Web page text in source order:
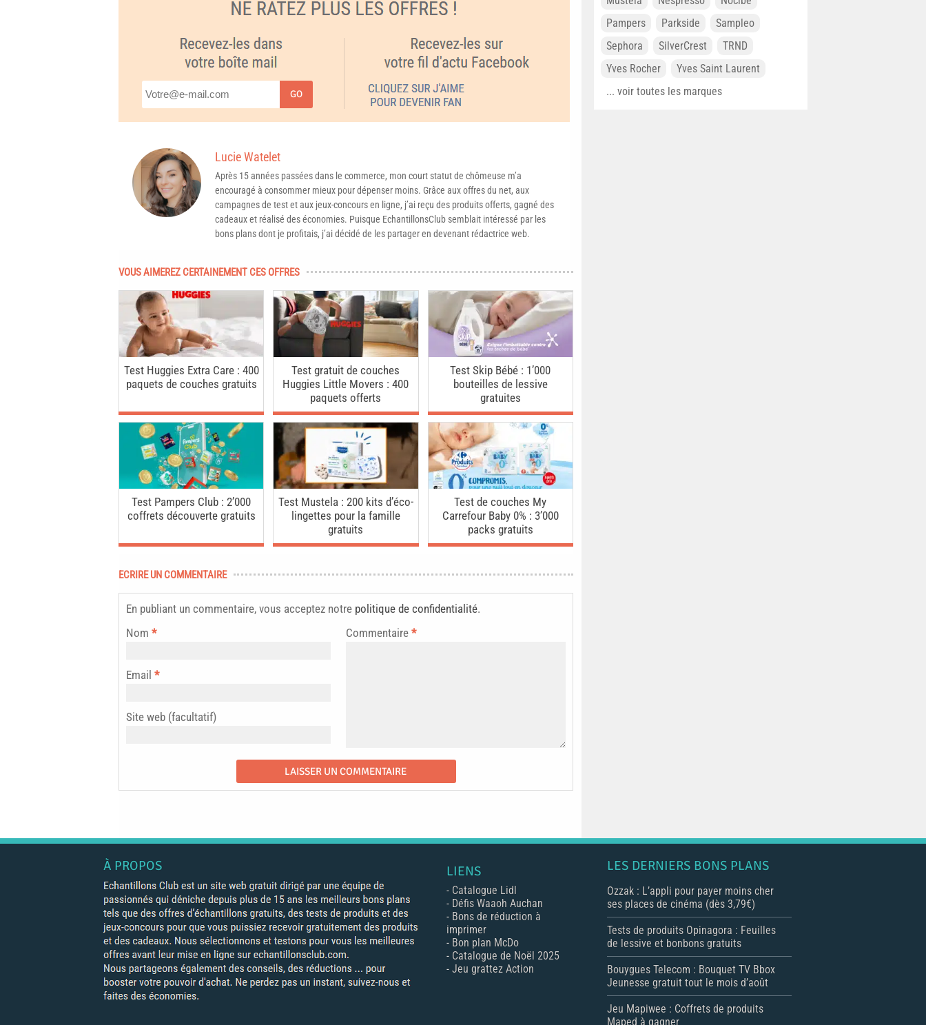
GO
Lucie Watelet
Après 15 années passées dans le commerce, mon court statut de chômeuse m’a
encouragé à consommer mieux pour dépenser moins. Grâce aux offres du net, aux
campagnes de test et aux jeux-concours en ligne, j’ai reçu des produits offerts, gagné des
cadeaux et réalisé des économies. Puisque EchantillonsClub semblait intéressé par les
bons plans dont je profitais, j’ai décidé de les partager en devenant rédactrice web.
VOUS AIMEREZ CERTAINEMENT CES OFFRES
Test Huggies Extra Care : 400
paquets de couches gratuits
Test gratuit de couches
Huggies Little Movers : 400
paquets offerts
Test Skip Bébé : 1’000
bouteilles de lessive
gratuites
Test Pampers Club : 2’000
coffrets découverte gratuits
Test Mustela : 200 kits d’éco-
lingettes pour la famille
gratuits
Test de couches My
Carrefour Baby 0% : 3’000
packs gratuits
ECRIRE UN COMMENTAIRE
En publiant un commentaire, vous acceptez notre politique de confidentialité.
Commentaire *
Nom *
Email *
Site web (facultatif)
Pampers
Parkside
Sampleo
Sephora
SilverCrest
TRND
Yves Rocher
Yves Saint Laurent
... voir toutes les marques
À PROPOS LIENS
- Catalogue Lidl
- Défis Waaoh Auchan
- Bons de réduction à
imprimer
- Bon plan McDo
- Catalogue de Noël 2025
- Jeu grattez Action
LES DERNIERS BONS PLANS
Ozzak : L’appli pour payer moins cher
ses places de cinéma (dès 3,79€)
Tests de produits Opinagora : Feuilles
de lessive et bonbons gratuits
Bouygues Telecom : Bouquet TV Bbox
Jeunesse gratuit tout le mois d’août
Jeu Mapiwee : Coffrets de produits
Maped à gagner